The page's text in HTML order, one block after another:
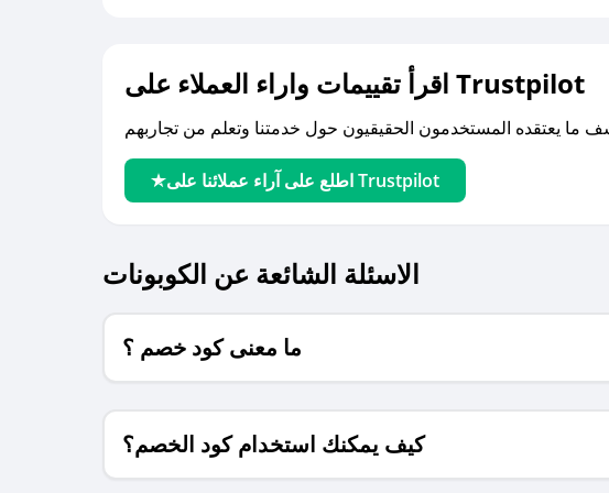
اقرأ تقييمات واراء العملاء على Trustpilot
اطلع على آراء عملائنا على Trustpilot
الاسئلة الشائعة عن الكوبونات
ما معنى كود خصم ؟
كيف يمكنك استخدام كود الخصم؟